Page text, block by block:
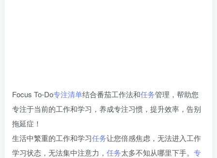
Focus To-Do专注清单结合番茄工作法和任务管理，帮助您
专注于当前的工作和学习，养成专注习惯，提升效率，告别
拖延症！
生活中繁重的工作和学习任务让您倍感焦虑，无法进入工作
学习状态，无法集中注意力， 任务太多不知从哪里下手。 专